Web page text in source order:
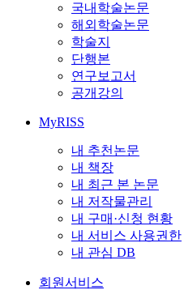
국내학술논문
해외학술논문
학술지
단행본
연구보고서
공개강의
MyRISS
내 추천논문
내 책장
내 최근 본 논문
내 저작물관리
내 구매·신청 현황
내 서비스 사용권한
내 관심 DB
회원서비스